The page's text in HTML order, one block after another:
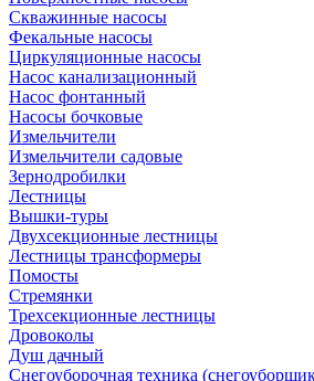
Скважинные насосы
Фекальные насосы
Циркуляционные насосы
Насос канализационный
Насос фонтанный
Насосы бочковые
Измельчители
Измельчители садовые
Зернодробилки
Лестницы
Вышки-туры
Двухсекционные лестницы
Лестницы трансформеры
Помосты
Стремянки
Трехсекционные лестницы
Дровоколы
Душ дачный
Снегоуборочная техника